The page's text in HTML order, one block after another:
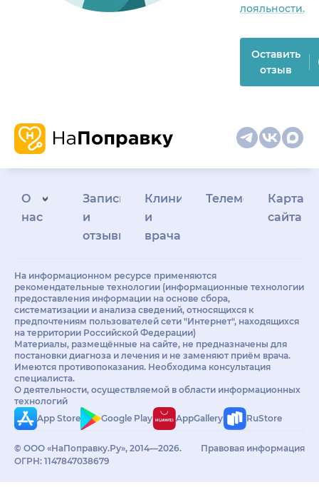
лояльности.
Оставить
отзыв
О
нас
Запись
и
отзывы
Клиникам
и
врачам
Телемедицина
Карта
сайта
На информационном ресурсе применяются
рекомендательные технологии (информационные технологии
предоставления информации на основе сбора,
систематизации и анализа сведений, относящихся к
предпочтениям пользователей сети "Интернет", находящихся
на территории Российской Федерации)
Материалы, размещённые на сайте, не предназначены для
постановки диагноза и лечения и не заменяют приём врача.
Имеются противопоказания. Необходима консультация
специалиста.
О деятельности, осуществляемой в области информационных
технологий
App Store
Google Play AppGallery RuStore
© ООО «НаПоправку.Ру», 2014—2026.
ОГРН: 1147847038679
Правовая информация